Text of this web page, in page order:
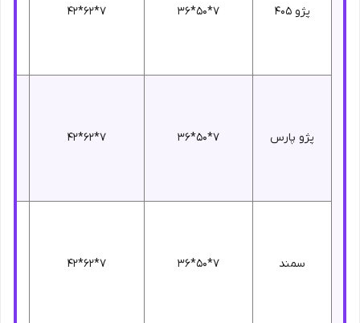
پژو 405 7*50*36
7*62*42
پژو پارس 7*50*36
7*62*42
سمند 7*50*36
7*62*42